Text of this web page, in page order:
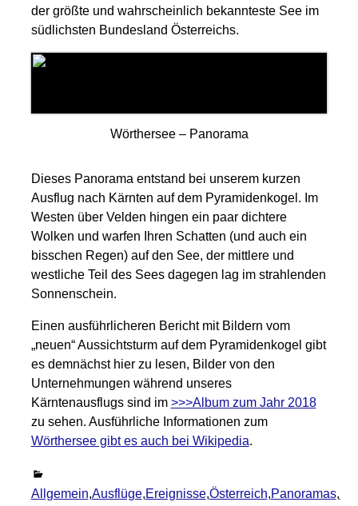
der größte und wahrscheinlich bekannteste See im
südlichsten Bundesland Österreichs.
Wörthersee – Panorama
Dieses Panorama entstand bei unserem kurzen
Ausflug nach Kärnten auf dem Pyramidenkogel. Im
Westen über Velden hingen ein paar dichtere
Wolken und warfen Ihren Schatten (und auch ein
bisschen Regen) auf den See, der mittlere und
westliche Teil des Sees dagegen lag im strahlenden
Sonnenschein.
Einen ausführlicheren Bericht mit Bildern vom
„neuen“ Aussichtsturm auf dem Pyramidenkogel gibt
es demnächst hier zu lesen, Bilder von den
Unternehmungen während unseres
Kärntenausflugs sind im >>>Album zum Jahr 2018
zu sehen. Ausführliche Informationen zum
Wörthersee gibt es auch bei Wikipedia.
Allgemein,Ausflüge,Ereignisse,Österreich,Panoramas,